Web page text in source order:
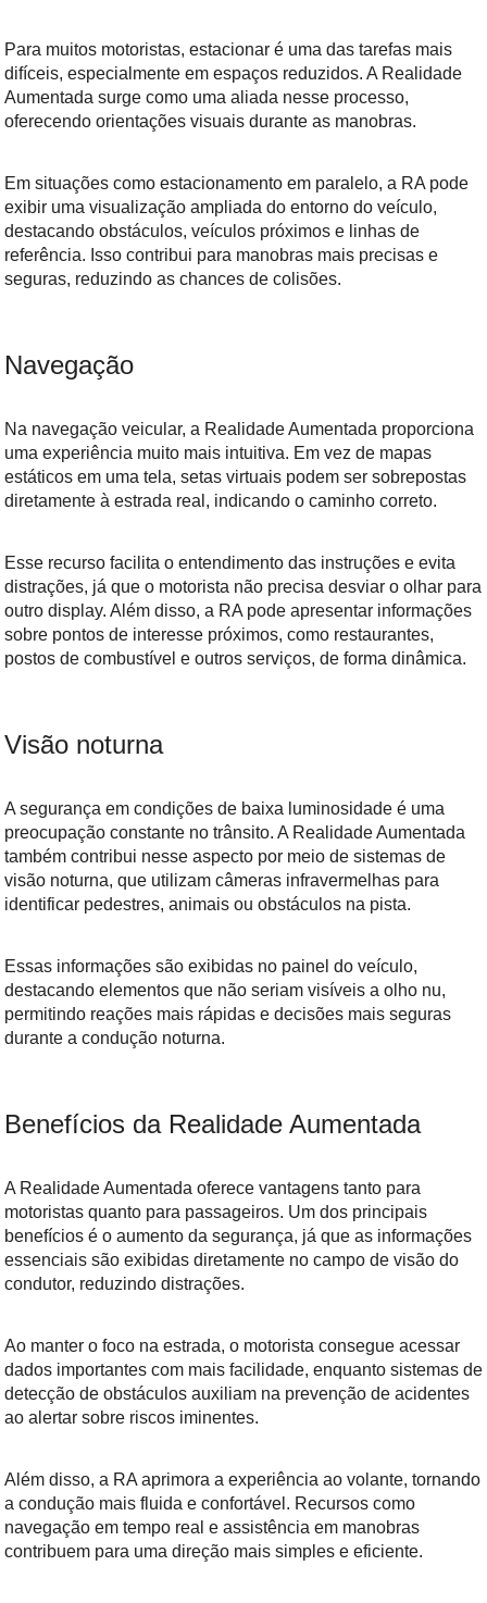
Para muitos motoristas, estacionar é uma das tarefas mais
difíceis, especialmente em espaços reduzidos. A Realidade
Aumentada surge como uma aliada nesse processo,
oferecendo orientações visuais durante as manobras.
Em situações como estacionamento em paralelo, a RA pode
exibir uma visualização ampliada do entorno do veículo,
destacando obstáculos, veículos próximos e linhas de
referência. Isso contribui para manobras mais precisas e
seguras, reduzindo as chances de colisões.
Navegação
Na navegação veicular, a Realidade Aumentada proporciona
uma experiência muito mais intuitiva. Em vez de mapas
estáticos em uma tela, setas virtuais podem ser sobrepostas
diretamente à estrada real, indicando o caminho correto.
Esse recurso facilita o entendimento das instruções e evita
distrações, já que o motorista não precisa desviar o olhar para
outro display. Além disso, a RA pode apresentar informações
sobre pontos de interesse próximos, como restaurantes,
postos de combustível e outros serviços, de forma dinâmica.
Visão noturna
A segurança em condições de baixa luminosidade é uma
preocupação constante no trânsito. A Realidade Aumentada
também contribui nesse aspecto por meio de sistemas de
visão noturna, que utilizam câmeras infravermelhas para
identificar pedestres, animais ou obstáculos na pista.
Essas informações são exibidas no painel do veículo,
destacando elementos que não seriam visíveis a olho nu,
permitindo reações mais rápidas e decisões mais seguras
durante a condução noturna.
Benefícios da Realidade Aumentada
A Realidade Aumentada oferece vantagens tanto para
motoristas quanto para passageiros. Um dos principais
benefícios é o aumento da segurança, já que as informações
essenciais são exibidas diretamente no campo de visão do
condutor, reduzindo distrações.
Ao manter o foco na estrada, o motorista consegue acessar
dados importantes com mais facilidade, enquanto sistemas de
detecção de obstáculos auxiliam na prevenção de acidentes
ao alertar sobre riscos iminentes.
Além disso, a RA aprimora a experiência ao volante, tornando
a condução mais fluida e confortável. Recursos como
navegação em tempo real e assistência em manobras
contribuem para uma direção mais simples e eficiente.